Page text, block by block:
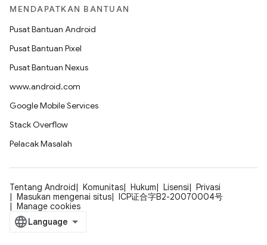
MENDAPATKAN BANTUAN
Pusat Bantuan Android
Pusat Bantuan Pixel
Pusat Bantuan Nexus
www.android.com
Google Mobile Services
Stack Overflow
Pelacak Masalah
Tentang Android Komunitas Hukum Lisensi
Privasi
Masukan mengenai situs
ICP证合字B2-20070004号
Manage cookies